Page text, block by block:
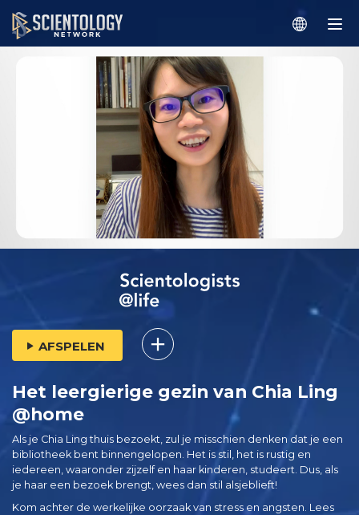
AFSPELEN
Het leergierige gezin van Chia Ling
@home
Als je Chia Ling thuis bezoekt, zul je misschien denken dat je een
bibliotheek bent binnengelopen. Het is stil, het is rustig en
iedereen, waaronder zijzelf en haar kinderen, studeert. Dus, als
je haar een bezoek brengt, wees dan stil alsjeblieft!
Kom achter de werkelijke oorzaak van stress en angsten. Lees